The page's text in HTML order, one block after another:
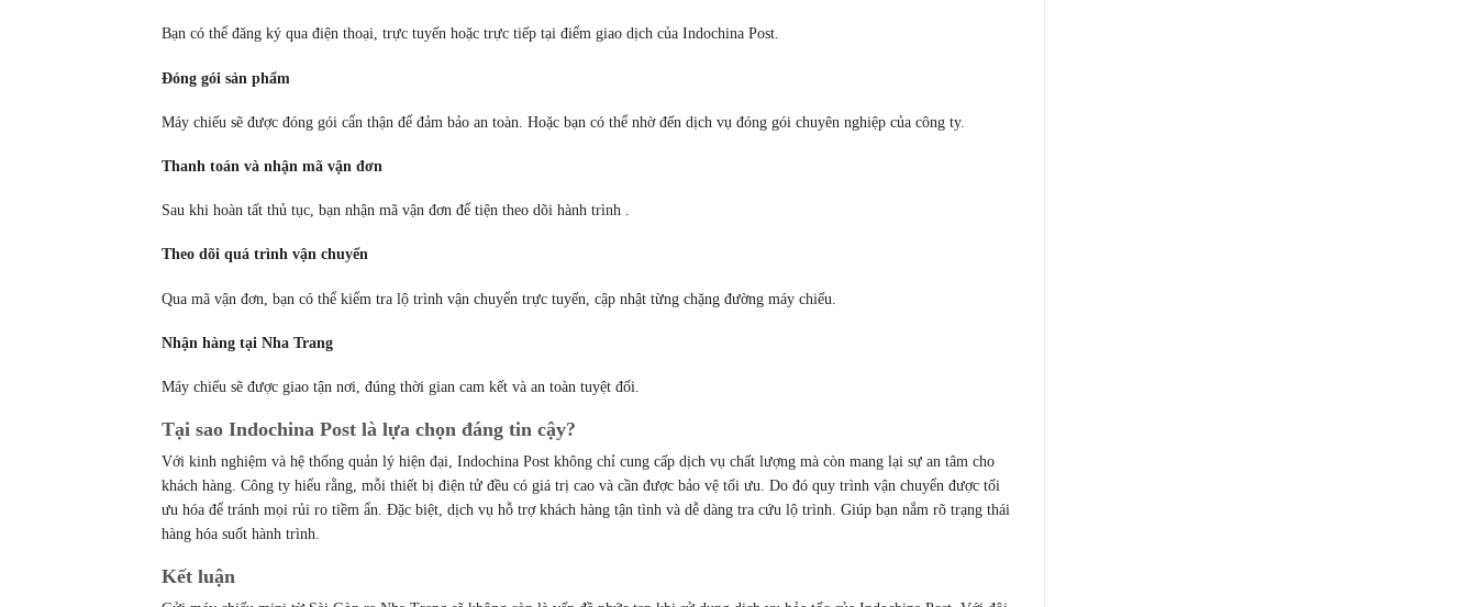
Bạn có thể đăng ký qua điện thoại, trực tuyến hoặc trực tiếp tại điểm giao dịch của Indochina Post.
Đóng gói sản phẩm
Máy chiếu sẽ được đóng gói cẩn thận để đảm bảo an toàn. Hoặc bạn có thể nhờ đến dịch vụ đóng gói chuyên nghiệp của công ty.
Thanh toán và nhận mã vận đơn
Sau khi hoàn tất thủ tục, bạn nhận mã vận đơn để tiện theo dõi hành trình .
Theo dõi quá trình vận chuyển
Qua mã vận đơn, bạn có thể kiểm tra lộ trình vận chuyển trực tuyến, cập nhật từng chặng đường máy chiếu.
Nhận hàng tại Nha Trang
Máy chiếu sẽ được giao tận nơi, đúng thời gian cam kết và an toàn tuyệt đối.
Tại sao Indochina Post là lựa chọn đáng tin cậy?
Với kinh nghiệm và hệ thống quản lý hiện đại, Indochina Post không chỉ cung cấp dịch vụ chất lượng mà còn mang lại sự an tâm cho
khách hàng. Công ty hiểu rằng, mỗi thiết bị điện tử đều có giá trị cao và cần được bảo vệ tối ưu. Do đó quy trình vận chuyển được tối
ưu hóa để tránh mọi rủi ro tiềm ẩn. Đặc biệt, dịch vụ hỗ trợ khách hàng tận tình và dễ dàng tra cứu lộ trình. Giúp bạn nắm rõ trạng thái
hàng hóa suốt hành trình.
Kết luận